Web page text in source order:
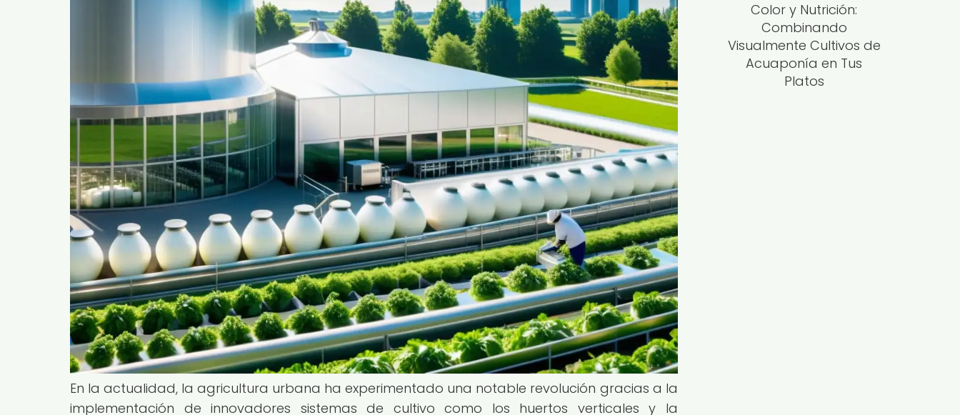
En la actualidad, la agricultura urbana ha experimentado una notable revolución gracias a la
implementación de innovadores sistemas de cultivo como los huertos verticales y la
Color y Nutrición:
Combinando
Visualmente Cultivos de
Acuaponía en Tus
Platos